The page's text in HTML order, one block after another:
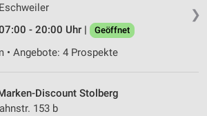
❯
- 20:00 Uhr |
Geöffnet
• Angebote: 4 Prospekte
Discount Stolberg
153 b